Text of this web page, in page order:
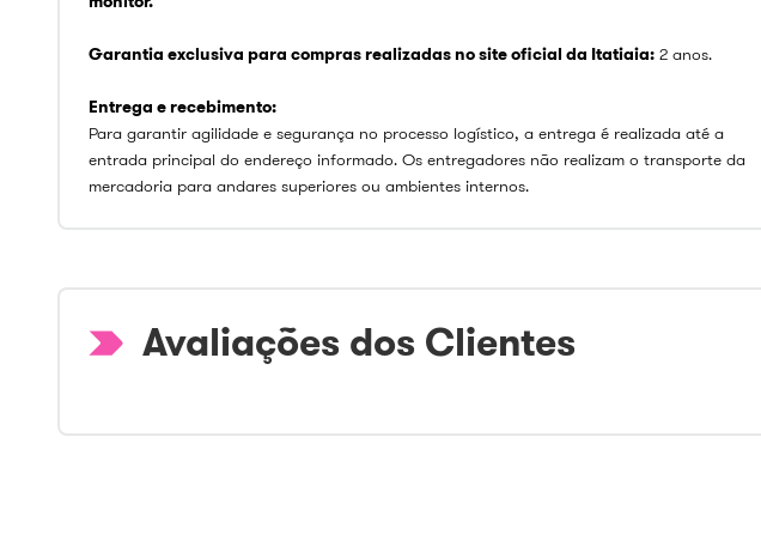
Garantia exclusiva para compras realizadas no site oficial da Itatiaia: 2 anos.
Entrega e recebimento:
Para garantir agilidade e segurança no processo logístico, a entrega é realizada até a
entrada principal do endereço informado. Os entregadores não realizam o transporte da
mercadoria para andares superiores ou ambientes internos.
Avaliações dos Clientes